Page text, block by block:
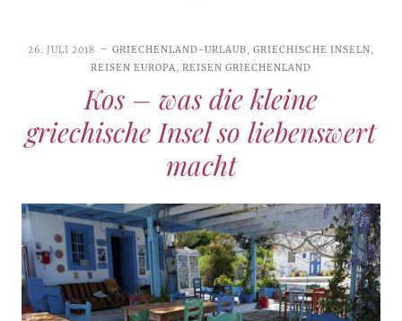
26. JULI 2018 GRIECHENLAND-URLAUB,GRIECHISCHE INSELN,
REISEN EUROPA, REISEN GRIECHENLAND
Kos – was die kleine
griechische Insel so liebenswert
macht